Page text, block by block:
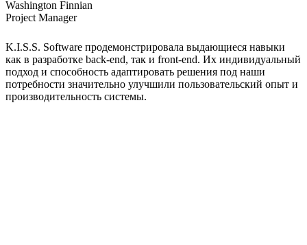
Washington Finnian
Project Manager
K.I.S.S. Software продемонстрировала выдающиеся навыки
как в разработке back-end, так и front-end. Их индивидуальный
подход и способность адаптировать решения под наши
потребности значительно улучшили пользовательский опыт и
производительность системы.